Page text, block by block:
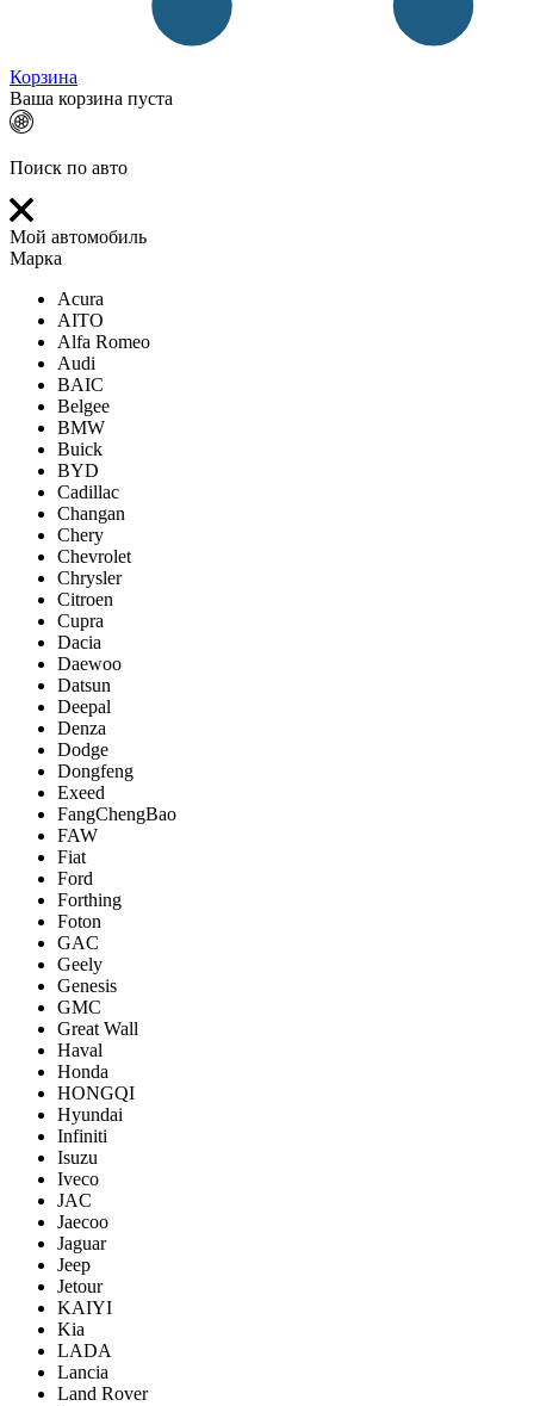
Корзина
Ваша корзина пуста
Поиск по авто
Мой автомобиль
Марка
Acura
AITO
Alfa Romeo
Audi
BAIC
Belgee
BMW
Buick
BYD
Cadillac
Changan
Chery
Chevrolet
Chrysler
Citroen
Cupra
Dacia
Daewoo
Datsun
Deepal
Denza
Dodge
Dongfeng
Exeed
FangChengBao
FAW
Fiat
Ford
Forthing
Foton
GAC
Geely
Genesis
GMC
Great Wall
Haval
Honda
HONGQI
Hyundai
Infiniti
Isuzu
Iveco
JAC
Jaecoo
Jaguar
Jeep
Jetour
KAIYI
Kia
LADA
Lancia
Land Rover